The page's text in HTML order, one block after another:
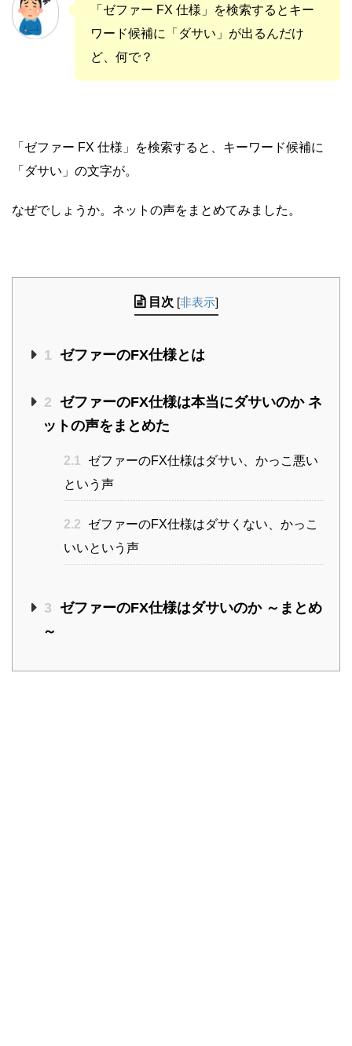
「ゼファー FX 仕様」を検索するとキー
ワード候補に「ダサい」が出るんだけ
ど、何で？
「ゼファー FX 仕様」を検索すると、キーワード候補に
「ダサい」の文字が。
なぜでしょうか。ネットの声をまとめてみました。
目次 [非表示]
1 ゼファーのFX仕様とは
2 ゼファーのFX仕様は本当にダサいのか ネ
ットの声をまとめた
2.1
ゼファーのFX仕様はダサい、かっこ悪い
という声
2.2
ゼファーのFX仕様はダサくない、かっこ
いいという声
3 ゼファーのFX仕様はダサいのか ～まとめ
～